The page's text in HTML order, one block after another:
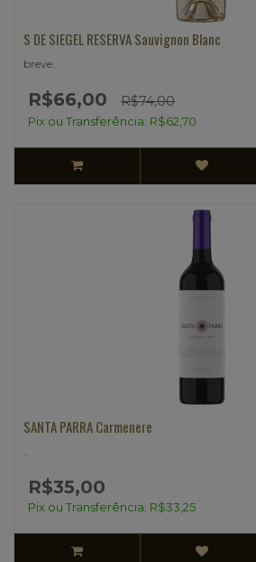
S DE SIEGEL RESERVA Sauvignon Blanc
breve..
R$66,00 R$74,00
Pix ou Transferência: R$62,70
SANTA PARRA Carmenere
R$35,00
Pix ou Transferência: R$33,25